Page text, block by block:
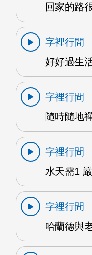
回家的路
字裡行間
好好過生
字裡行間
隨時隨地
字裡行間
水天需1
字裡行間
哈蘭德與